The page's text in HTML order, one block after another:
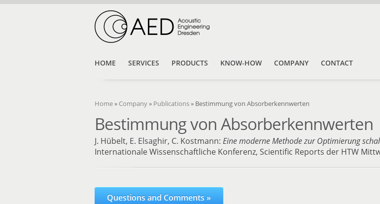
HOME SERVICES PRODUCTS KNOW-HOW COMPANY CONTACT
Home» Company» Publications» Bestimmung von Absorberkennwerten
Bestimmung von Absorberkennwerten
J. Hübelt, E. Elsaghir, C. Kostmann: Eine moderne Methode zur Optimierung
Internationale Wissenschaftliche Konferenz, Scientific Reports der HTW
Questions and Comments »